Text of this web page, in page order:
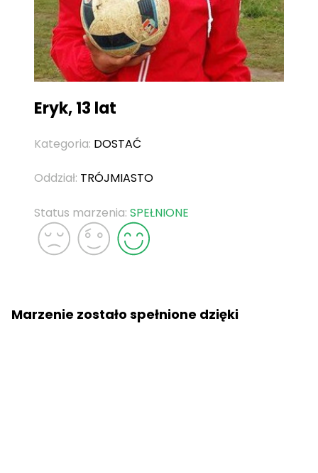
Eryk, 13 lat
Kategoria: DOSTAĆ
Oddział: TRÓJMIASTO
Status marzenia: SPEŁNIONE
Marzenie zostało spełnione dzięki